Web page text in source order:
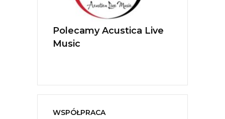
Polecamy Acustica Live
Music
WSPÓŁPRACA